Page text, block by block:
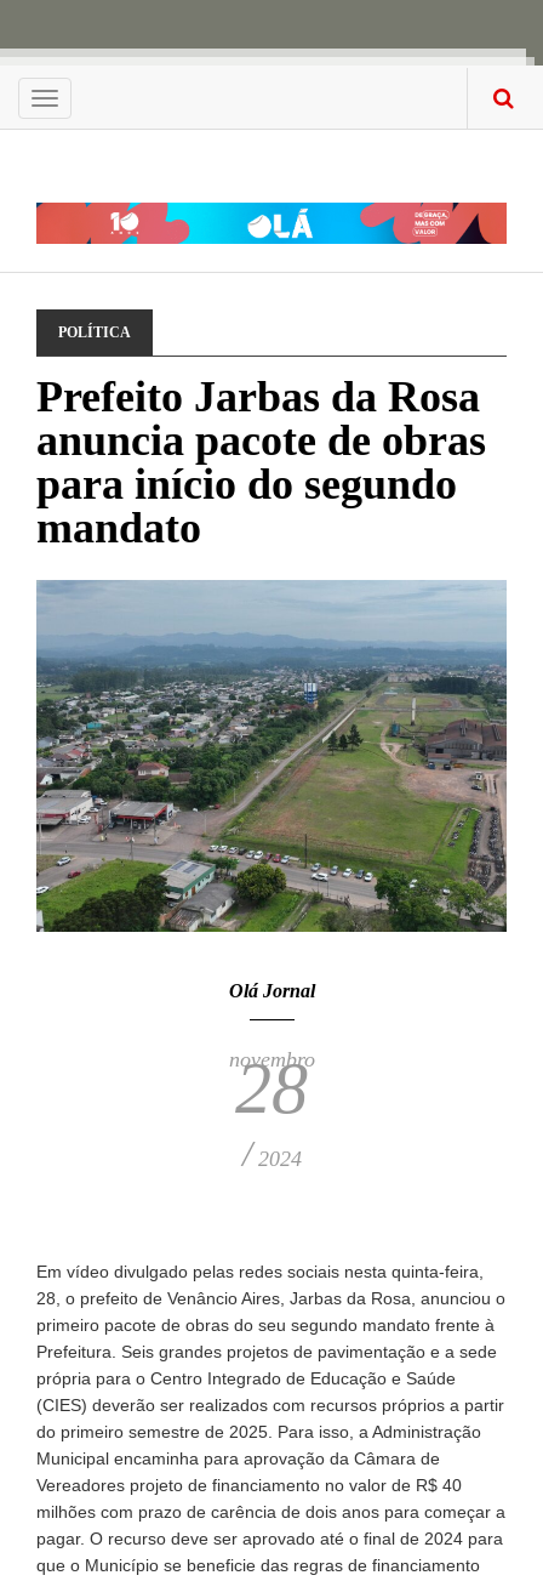
Menu
POLÍTICA
Prefeito Jarbas da Rosa
anuncia pacote de obras
para início do segundo
mandato
Olá Jornal
novembro
28
/ 2024
Em vídeo divulgado pelas redes sociais nesta quinta-feira,
28, o prefeito de Venâncio Aires, Jarbas da Rosa, anunciou o
primeiro pacote de obras do seu segundo mandato frente à
Prefeitura. Seis grandes projetos de pavimentação e a sede
própria para o Centro Integrado de Educação e Saúde
(CIES) deverão ser realizados com recursos próprios a partir
do primeiro semestre de 2025. Para isso, a Administração
Municipal encaminha para aprovação da Câmara de
Vereadores projeto de financiamento no valor de R$ 40
milhões com prazo de carência de dois anos para começar a
pagar. O recurso deve ser aprovado até o final de 2024 para
que o Município se beneficie das regras de financiamento